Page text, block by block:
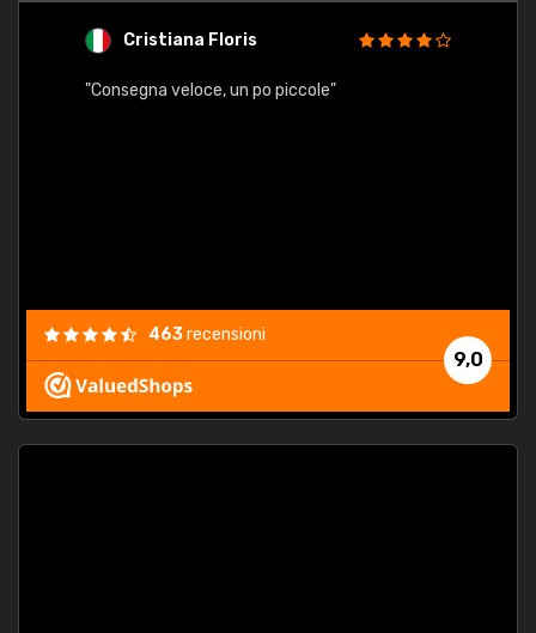
Cristiana Floris
"Consegna veloce, un po piccole"
9,0
463recensioni